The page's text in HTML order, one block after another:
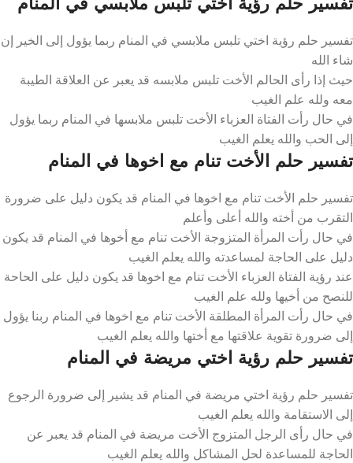
تفسير حلم رؤية اختي تلبس ملابسي في المنام ربما يؤول إلى الخير إن
شاء الله
حيث إذا رأى الحالم الأخت تلبس ملابسه قد يعبر عن العلاقة الطيبة
معه ولله علم الغيب
في حال رأت الفتاة العزباء الأخت تلبس ملابسها في المنام ربما يؤول
إلى الحب والله يعلم الغيب
تفسير حلم الأخت تنام مع اخوها في المنام
تفسير حلم الأخت تنام مع اخوها في المنام قد يكون دليل على ضرورة
التقرب من أخته والله أعلى وأعلم
في حال رأت المرأة المتزوجة الأخت تنام مع أخوها في المنام قد يكون
دليل على الحاجة لمساعدته والله يعلم الغيب
عند رؤية الفتاة العزباء الأخت تنام مع اخوها قد يكون دليل على الحاحة
للنصح من أخيها ولله علم الغيب
في حال رأت المرأة المطلقة الأخت تنام مع اخوها في المنام ربنا يؤول
إلى ضرورة تقوية علاقتها مع أختها والله يعلم الغيب
تفسير حلم رؤية اختي مريضة في المنام
تفسير حلم رؤية اختي مريضة في المنام قد يشير إلى ضرورة الرجوع
إلى الاستقامة والله يعلم الغيب
في حال رأى الرجل المتزوج الأخت مريضة في المنام قد يعبر عن
الحاجة للمساعدة لحل المشاكل والله يعلم الغيب